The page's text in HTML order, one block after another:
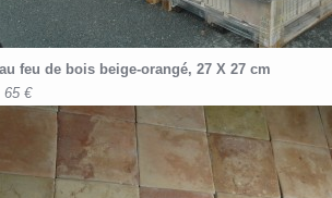
feu de bois beige-orangé, 27 X 27 cm
65 €